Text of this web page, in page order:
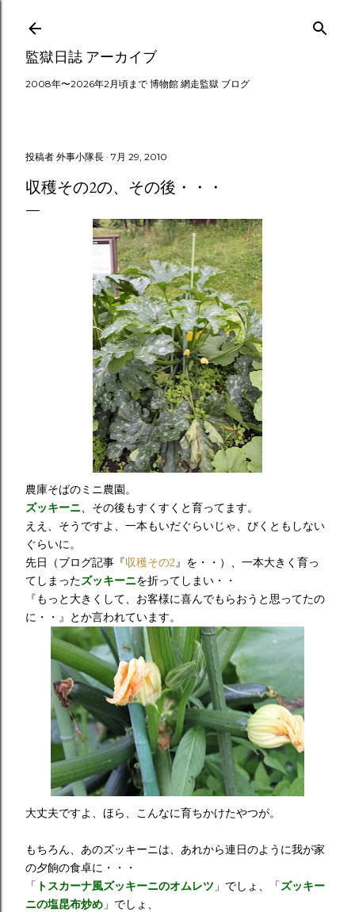
スキップしてメイン コンテンツに移動
監獄日誌 アーカイブ
2008年〜2026年2月頃まで 博物館 網走監獄 ブログ
投稿者 外事小隊長 7月 29, 2010
収穫その2の、その後・・・
農庫そばのミニ農園。
ズッキーニ、その後もすくすくと育ってます。
ええ、そうですよ、一本もいだぐらいじゃ、びくともしない
ぐらいに。
先日（ブログ記事『収穫その2』を・・）、一本大きく育っ
てしまったズッキーニを折ってしまい・・
『もっと大きくして、お客様に喜んでもらおうと思ってたの
に・・』とか言われています。
大丈夫ですよ、ほら、こんなに育ちかけたやつが。
もちろん、あのズッキーニは、あれから連日のように我が家
の夕餉の食卓に・・・
「 トスカーナ風ズッキーニのオムレツ 」でしょ、「ズッキー
ニの塩昆布炒め 」でしょ、